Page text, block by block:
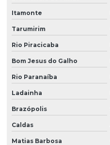
Itamonte
Tarumirim
Rio Piracicaba
Bom Jesus do Galho
Rio Paranaíba
Ladainha
Brazópolis
Caldas
Matias Barbosa